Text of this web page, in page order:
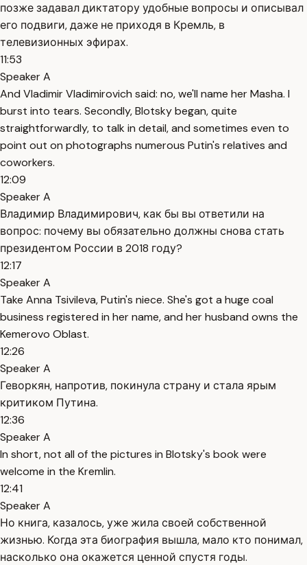
позже задавал диктатору удобные вопросы и описывал
его подвиги, даже не приходя в Кремль, в
телевизионных эфирах.
11:53
Speaker A
And Vladimir Vladimirovich said: no, we'll name her Masha. I
burst into tears. Secondly, Blotsky began, quite
straightforwardly, to talk in detail, and sometimes even to
point out on photographs numerous Putin's relatives and
coworkers.
12:09
Speaker A
Владимир Владимирович, как бы вы ответили на
вопрос: почему вы обязательно должны снова стать
президентом России в 2018 году?
12:17
Speaker A
Take Anna Tsivileva, Putin's niece. She's got a huge coal
business registered in her name, and her husband owns the
Kemerovo Oblast.
12:26
Speaker A
Геворкян, напротив, покинула страну и стала ярым
критиком Путина.
12:36
Speaker A
In short, not all of the pictures in Blotsky's book were
welcome in the Kremlin.
12:41
Speaker A
Но книга, казалось, уже жила своей собственной
жизнью. Когда эта биография вышла, мало кто понимал,
насколько она окажется ценной спустя годы.